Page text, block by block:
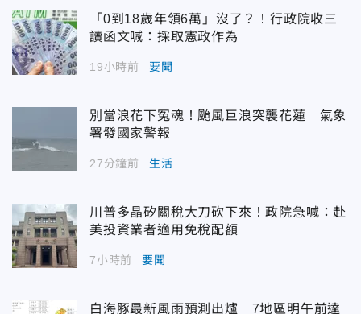
「0到18歲年領6萬」沒了？！行政院收三
讀函文喊：採取憲政作為
19小時前 要聞
別當浪花下冤魂！颱風巨浪突襲花蓮 氣象
署發國家警報
27分鐘前 生活
川普多晶矽關稅大刀砍下來！政院急喊：赴
美投資業者適用免稅配額
7小時前 要聞
白海豚最新風雨預測出爐 7地區明午前達